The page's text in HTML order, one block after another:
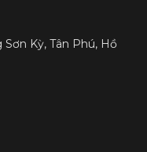
(COD) TRÊN
Sơn Kỳ, Tân Phú, Hồ